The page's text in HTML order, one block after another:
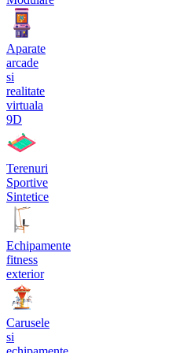
Aparate
arcade
si
realitate
virtuala
9D
Terenuri
Sportive
Sintetice
Echipamente
fitness
exterior
Carusele
si